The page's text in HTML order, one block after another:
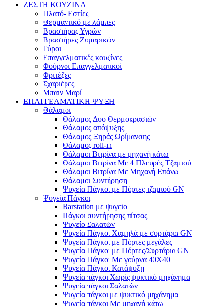
ΖΕΣΤΗ ΚΟΥΖΙΝΑ
Πλατό- Εστίες
Θερμαντικό με λάμπες
Βραστήρας Υγρών
Βραστήρες Ζυμαρικών
Γύροι
Επαγγελματικές κουζίνες
Φούρνοι Επαγγελματικοί
Φριτέζες
Σχαριέρες
Μπαιν Μαρί
ΕΠΑΓΓΕΛΜΑΤΙΚΗ ΨΥΞΗ
Θάλαμοι
Θάλαμος Δυο Θερμοκρασιών
Θάλαμος απόψυξης
Θάλαμος Ξηράς Ωρίμανσης
Θάλαμος roll-in
Θάλαμοι Βιτρίνα με μηχανή κάτω
Θάλαμοι Βιτρίνα Με 4 Πλευρές Τζαμιού
Θάλαμοι Βιτρίνα Με Μηχανή Επάνω
Θάλαμοι Συντήρηση
Ψυγεία Πάγκοι με Πόρτες τζαμιού GN
Ψυγεία Πάγκοι
Barstation με ψυγείο
Πάγκοι συντήρησης πίτσας
Ψυγείο Σαλατών
Ψυγεία Πάγκοι Χαμηλά με συρτάρια GN
Ψυγεία Πάγκοι με Πόρτες μεγάλες
Ψυγεία Πάγκοι με Πόρτες/Συρτάρια GN
Ψυγεία Πάγκοι Με γούρνα 40Χ40
Ψυγεία Πάγκοι Κατάψυξη
Ψυγεία πάγκοι Χωρίς ψυκτικό μηχάνημα
Ψυγεία πάγκοι Σαλατών
Ψυγεία πάγκοι με ψυκτικό μηχάνημα
Ψυγεία πάγκοι Με μηχανή κάτω